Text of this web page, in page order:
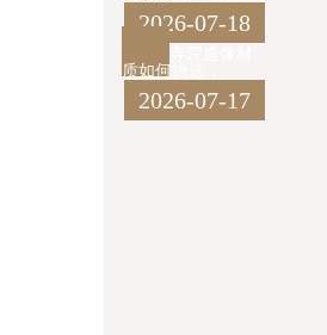
2026-07-18
质如何挑选， ...
2026-07-17